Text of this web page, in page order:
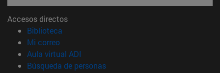
Accesos directos
Biblioteca
Mi correo(abre en nueva ventana)
Aula virtual ADI
Búsqueda de personas(abre en nueva ventana)